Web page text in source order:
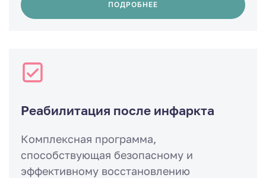
ПОДРОБНЕЕ
Реабилитация после инфаркта
Комплексная программа,
способствующая безопасному и
эффективному восстановлению